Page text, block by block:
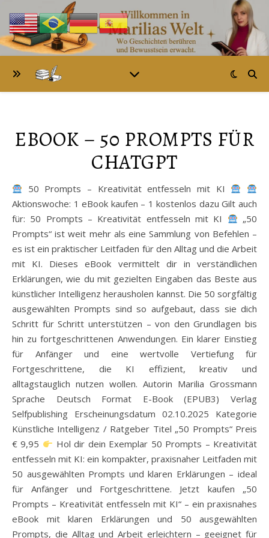
EBOOK – 50 PROMPTS FÜR
CHATGPT
50 Prompts – Kreativität entfesseln mit KI
Aktionswoche: 1 eBook kaufen – 1 kostenlos dazu Gilt auch
für: 50 Prompts – Kreativität entfesseln mit KI
„50
Prompts“ ist weit mehr als eine Sammlung von Befehlen –
es ist ein praktischer Leitfaden für den Alltag und die Arbeit
mit KI. Dieses eBook vermittelt dir in verständlichen
Erklärungen, wie du mit gezielten Eingaben das Beste aus
künstlicher Intelligenz herausholen kannst. Die 50 sorgfältig
ausgewählten Prompts sind so aufgebaut, dass sie dich
Schritt für Schritt unterstützen – von den Grundlagen bis
hin zu fortgeschrittenen Anwendungen. Ein klarer Einstieg
für Anfänger und eine wertvolle Vertiefung für
Fortgeschrittene, die KI effizient, kreativ und
alltagstauglich nutzen wollen. Autorin Marilia Grossmann
Sprache Deutsch Format E-Book (EPUB3) Verlag
Selfpublishing Erscheinungsdatum 02.10.2025 Kategorie
Künstliche Intelligenz / Ratgeber Titel „50 Prompts“ Preis
€ 9,95
Hol dir dein Exemplar 50 Prompts – Kreativität
entfesseln mit KI: ein kompakter, praxisnaher Leitfaden mit
50 ausgewählten Prompts und klaren Erklärungen – ideal
für Anfänger und Fortgeschrittene. Jetzt kaufen „50
Prompts – Kreativität entfesseln mit KI“ – ein praxisnahes
eBook mit klaren Erklärungen und 50 ausgewählten
Prompts, die Alltag und Arbeit erleichtern – geeignet für